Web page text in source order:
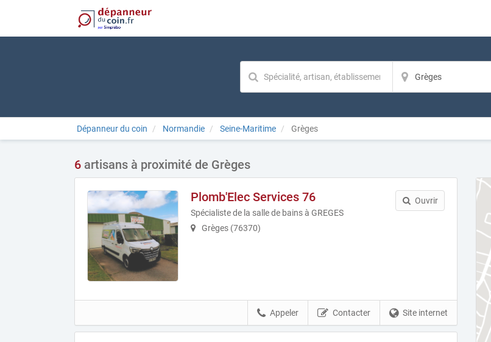
Dépanneur du coin Normandie Seine-Maritime Grèges
6 artisans à proximité de Grèges
Plomb'Elec Services 76
Spécialiste de la salle de bains à GREGES
Grèges (76370)
Ouvrir
Site internet
Contacter
Appeler